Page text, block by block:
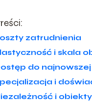
zatrudnienia
i skala
do
i
i